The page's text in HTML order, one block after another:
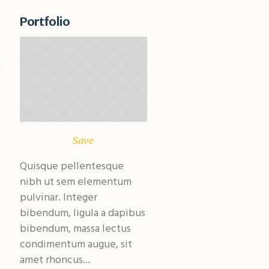
Portfolio
Save
Quisque pellentesque
nibh ut sem elementum
pulvinar. Integer
bibendum, ligula a dapibus
bibendum, massa lectus
condimentum augue, sit
amet rhoncus...